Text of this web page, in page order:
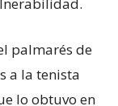
palmarés de
a la tenista
lo obtuvo en